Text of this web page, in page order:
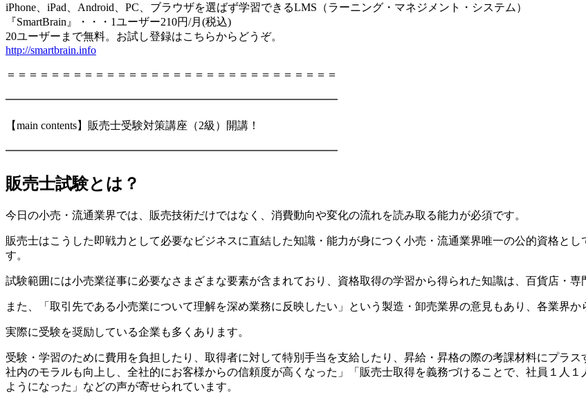
iPhone、iPad、Android、PC、ブラウザを選ばず学習できるLMS（ラーニング・マネジメント・システム）
『SmartBrain』・・・1ユーザー210円/月(税込)
20ユーザーまで無料。お試し登録はこちらからどうぞ。
http://smartbrain.info
＝＝＝＝＝＝＝＝＝＝＝＝＝＝＝＝＝＝＝＝＝＝＝＝＝＝＝＝＝＝
━━━━━━━━━━━━━━━━━━━━━━━━━━━━━━
【main contents】販売士受験対策講座（2級）開講！
━━━━━━━━━━━━━━━━━━━━━━━━━━━━━━
販売士試験とは？
今日の小売・流通業界では、販売技術だけではなく、消費動向や変化の流れを読み取る能力が必須です。
販売士はこうした即戦力として必要なビジネスに直結した知識・能力が身につく小売・流通業界唯一の公的資格と
す。
試験範囲には小売業従事に必要なさまざまな要素が含まれており、資格取得の学習から得られた知識は、百貨店・
また、「取引先である小売業について理解を深め業務に反映したい」という製造・卸売業界の意見もあり、各業界か
実際に受験を奨励している企業も多くあります。
受験・学習のために費用を負担したり、取得者に対して特別手当を支給したり、昇給・昇格の際の考課材料にプラ
社内のモラルも向上し、全社的にお客様からの信頼度が高くなった」「販売士取得を義務づけることで、社員１人
ようになった」などの声が寄せられています。